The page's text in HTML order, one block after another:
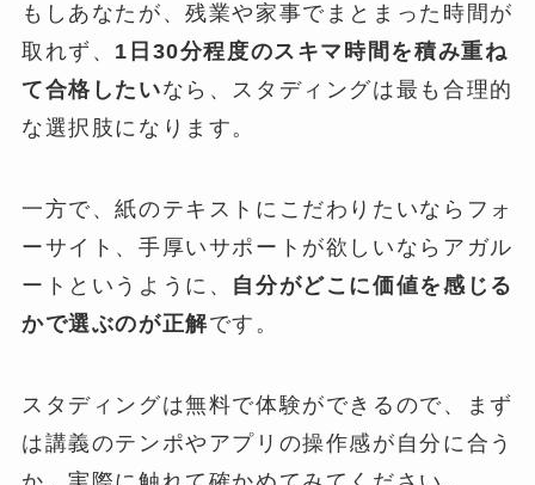
もしあなたが、残業や家事でまとまった時間が
取れず、 1日30分程度のスキマ時間を積み重ね
て合格したいなら、スタディングは最も合理的
な選択肢になります。
一方で、紙のテキストにこだわりたいならフォ
ーサイト、手厚いサポートが欲しいならアガル
ートというように、 自分がどこに価値を感じる
かで選ぶのが正解です。
スタディングは無料で体験ができるので、まず
は講義のテンポやアプリの操作感が自分に合う